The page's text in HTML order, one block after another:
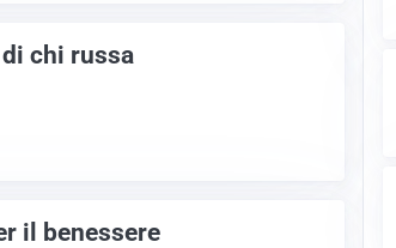
chi russa
il benessere